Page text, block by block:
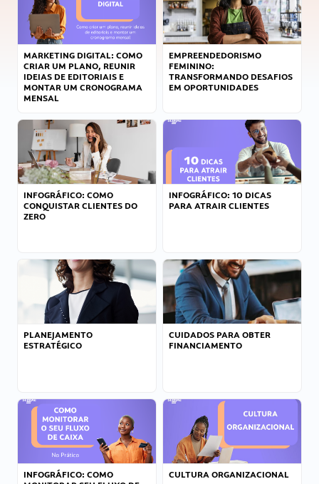
MARKETING DIGITAL: COMO
CRIAR UM PLANO, REUNIR
IDEIAS DE EDITORIAIS E
MONTAR UM CRONOGRAMA
MENSAL
EMPREENDEDORISMO
FEMININO:
TRANSFORMANDO DESAFIOS
EM OPORTUNIDADES
INFOGRÁFICO: COMO
CONQUISTAR CLIENTES DO
ZERO
INFOGRÁFICO: 10 DICAS
PARA ATRAIR CLIENTES
PLANEJAMENTO
ESTRATÉGICO
CUIDADOS PARA OBTER
FINANCIAMENTO
INFOGRÁFICO: COMO
CULTURA ORGANIZACIONAL